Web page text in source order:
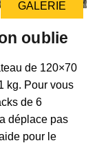
GALERIE
oublie
de 120×70
kg. Pour vous
de 6
déplace pas
pour le